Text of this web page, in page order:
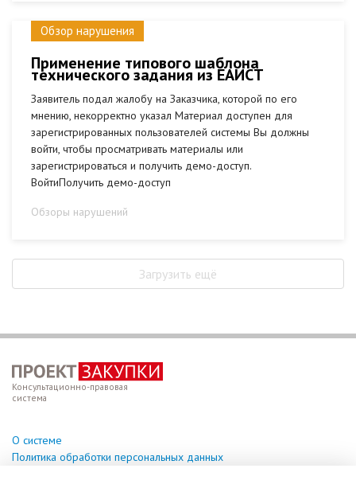
Обзор нарушения
Применение типового шаблона
технического задания из ЕАИСТ
Заявитель подал жалобу на Заказчика, которой по его
мнению, некорректно указал Материал доступен для
зарегистрированных пользователей системы Вы должны
войти, чтобы просматривать материалы или
зарегистрироваться и получить демо-доступ.
ВойтиПолучить демо-доступ
Обзоры нарушений
Загрузить ещё
Консультационно-правовая
система
О системе
Политика обработки персональных данных